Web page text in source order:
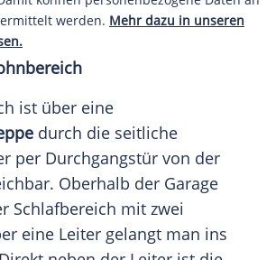
werden. Mehr dazu in unseren
ist über eine
durch die seitliche
per Durchgangstür von der
Oberhalb der Garage
Schlafbereich mit zwei
eine Leiter gelangt man ins